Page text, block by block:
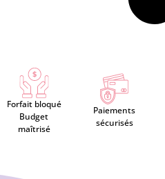
Forfait bloqué
Budget
maîtrisé
Paiements
sécurisés